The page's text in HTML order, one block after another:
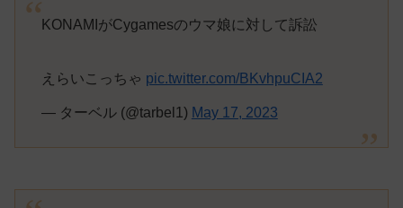
KONAMIがCygamesのウマ娘に対して訴訟
えらいこっちゃ pic.twitter.com/BKvhpuCIA2
— ターベル (@tarbel1) May 17, 2023